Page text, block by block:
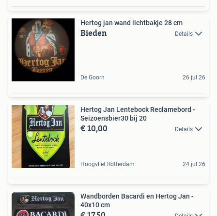
Hertog jan wand lichtbakje 28 cm
Bieden Details
De Goorn 26 jul 26
Hertog Jan Lentebock Reclamebord -
Seizoensbier30 bij 20
€ 10,00 Details
Hoogvliet Rotterdam 24 jul 26
Wandborden Bacardi en Hertog Jan -
40x10 cm